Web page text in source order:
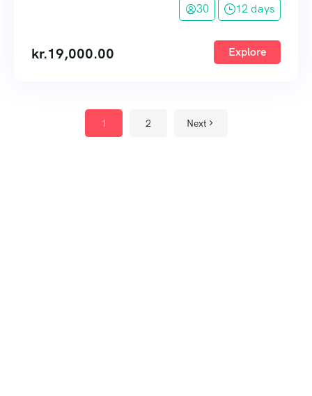
30 12 days
kr.19,000.00 Explore
1 2 Next